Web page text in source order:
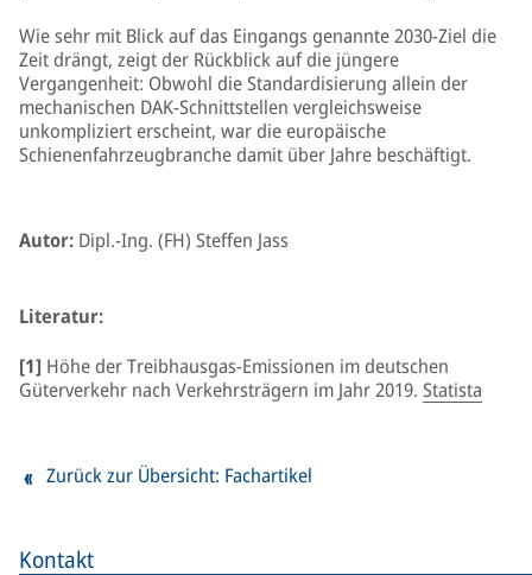
Kontakt
Wie sehr mit Blick auf das Eingangs genannte 2030-Ziel die
Zeit drängt, zeigt der Rückblick auf die jüngere
Vergangenheit: Obwohl die Standardisierung allein der
mechanischen DAK-Schnittstellen vergleichsweise
unkompliziert erscheint, war die europäische
Schienenfahrzeugbranche damit über Jahre beschäftigt.
Autor: Dipl.-Ing. (FH) Steffen Jass
Literatur:
[1] Höhe der Treibhausgas-Emissionen im deutschen
Güterverkehr nach Verkehrsträgern im Jahr 2019. Statista
Zurück zur Übersicht: Fachartikel